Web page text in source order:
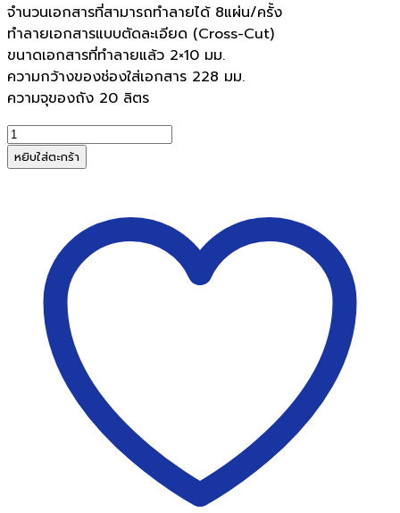
จำนวนเอกสารที่สามารถทำลายได้ 8แผ่น/ครั้ง
ทำลายเอกสารแบบตัดละเอียด (Cross-Cut)
ขนาดเอกสารที่ทำลายแล้ว 2×10 มม.
ความกว้างของช่องใส่เอกสาร 228 มม.
ความจุของถัง 20 ลิตร
จำนวน
เครื่อง
ทำลาย
SM(micro-
หยิบใส่ตะกร้า